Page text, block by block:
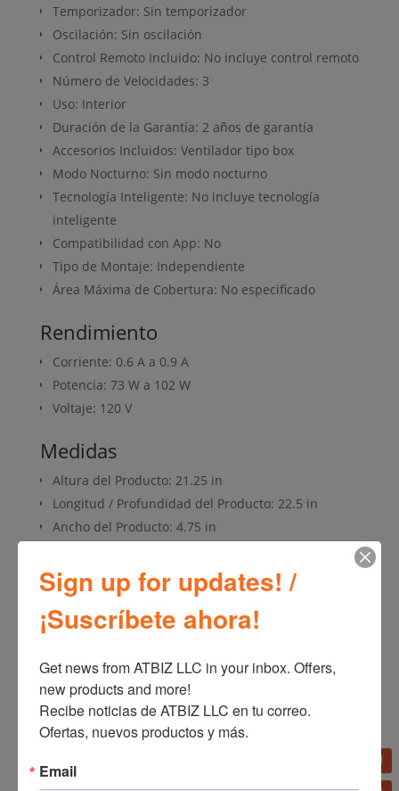
Temporizador: Sin temporizador
Oscilación: Sin oscilación
Control Remoto Incluido: No incluye control remoto
Número de Velocidades: 3
Uso: Interior
Duración de la Garantía: 2 años de garantía
Accesorios Incluidos: Ventilador tipo box
Modo Nocturno: Sin modo nocturno
Tecnología Inteligente: No incluye tecnología
inteligente
Compatibilidad con App: No
Tipo de Montaje: Independiente
Área Máxima de Cobertura: No especificado
Rendimiento
Corriente: 0.6 A a 0.9 A
Potencia: 73 W a 102 W
Voltaje: 120 V
Medidas
Altura del Producto: 21.25 in
Longitud / Profundidad del Producto: 22.5 in
Ancho del Producto: 4.75 in
SKU:B20801 Categorías:Línea blanca
Información adicional
Información adicional
Sign up for updates! /
¡Suscríbete ahora!
Get news from ATBIZ LLC in your inbox. Offers,
new products and more!
Recibe noticias de ATBIZ LLC en tu correo.
Ofertas, nuevos productos y más.
Email